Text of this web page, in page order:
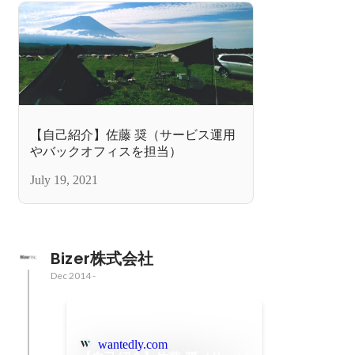
【自己紹介】佐藤 奨（サービス運用
やバックオフィスを担当）
July 19, 2021
Bizer株式会社
Dec 2014-
wantedly.com